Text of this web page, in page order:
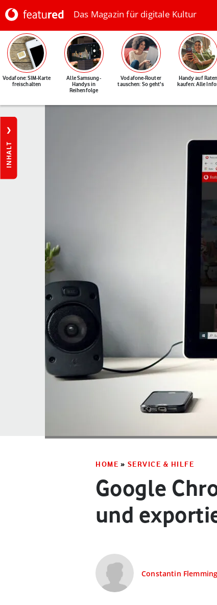
Das Magazin für digitale Kultur
Vodafone: SIM-Karte
freischalten
Alle Samsung-
Handys in
Reihenfolge
Vodafone-Router
tauschen: So geht's
Handy auf Raten
kaufen: Alle
INHALT
HOME » SERVICE & HILFE
Google
und
Constantin Flemming